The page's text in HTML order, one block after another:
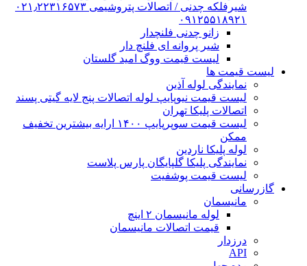
شیرفلکه چدنی / اتصالات پتروشیمی ۰۲۱٫۲۲۳۱۶۵۷۳
۰۹۱۲۵۵۱۸۹۲۱
زانو چدنی فلنچدار
شیر پروانه ای فلنچ دار
لیست قیمت ووگ امید گلستان
لیست قیمت ها
نمایندگی لوله آذین
لیست قیمت نیوپایپ لوله اتصالات پنج لایه گیتی پسند
اتصالات پلیکا تهران
لیست قیمت سوپرپایپ ۱۴۰۰ ارایه بیشترین تخفیف
ممکن
لوله پلیکا ناردین
نمایندگی پلیکا گلپایگان پارس پلاست
لیست قیمت پوشفیت
گازرسانی
مانیسمان
لوله مانیسمان ۲ اینچ
قیمت اتصالات مانیسمان
درزدار
API